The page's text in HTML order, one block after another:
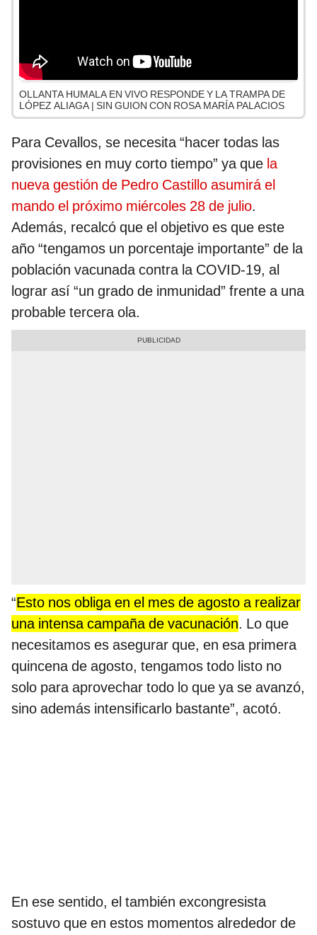
OLLANTA HUMALA EN VIVO RESPONDE Y LA TRAMPA DE
LÓPEZ ALIAGA | SIN GUION CON ROSA MARÍA PALACIOS
Para Cevallos, se necesita “hacer todas las
provisiones en muy corto tiempo” ya que la
nueva gestión de Pedro Castillo asumirá el
mando el próximo miércoles 28 de julio.
Además, recalcó que el objetivo es que este
año “tengamos un porcentaje importante” de la
población vacunada contra la COVID-19, al
lograr así “un grado de inmunidad” frente a una
probable tercera ola.
“Esto nos obliga en el mes de agosto a realizar
una intensa campaña de vacunación. Lo que
necesitamos es asegurar que, en esa primera
quincena de agosto, tengamos todo listo no
solo para aprovechar todo lo que ya se avanzó,
sino además intensificarlo bastante”, acotó.
En ese sentido, el también excongresista
sostuvo que en estos momentos alrededor de